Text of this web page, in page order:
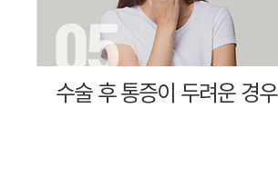
수술 후 통증이 두려운 경우